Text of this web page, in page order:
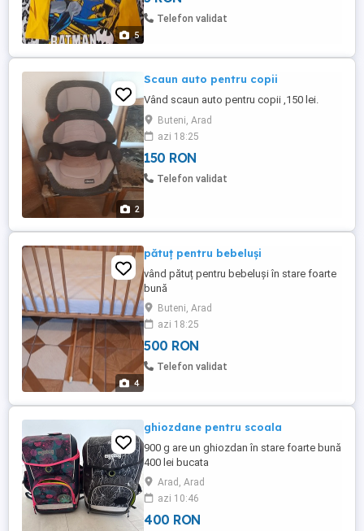
5
Telefon validat
2
Scaun auto pentru copii
Vând scaun auto pentru copii ,150 lei.
Buteni, Arad
azi 18:25
150 RON
Telefon validat
4
pătuț pentru bebeluși
vând pătuț pentru bebeluși în stare foarte
bună
Buteni, Arad
azi 18:25
500 RON
Telefon validat
ghiozdane pentru scoala
900 g are un ghiozdan în stare foarte bună
400 lei bucata
Arad, Arad
azi 10:46
400 RON